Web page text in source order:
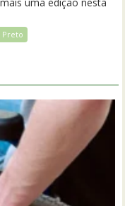
uma edição nesta
Preto